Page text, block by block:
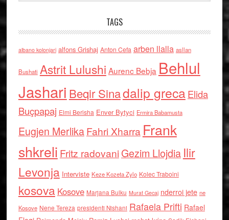
TAGS
albano kolonjari alfons Grishaj Anton Cefa arben llalla asllan
Bushati Astrit Lulushi Aurenc Bebja Behlul
Jashari Beqir Sinadalip grecaElida
Buçpapaj Elmi Berisha Enver Bytyci Ermira Babamusta
Eugjen MerlikaFahri Xharra Frank
shkreli Fritz radovaniGezim Llojdia Ilir
Levonja Interviste Keze Kozeta Zylo Kolec Traboini
kosova Kosove Marjana Bulku Murat Gecaj nderroi jete ne
Kosove Nene Tereza presidenti Nishani Rafaela Prifti Rafael